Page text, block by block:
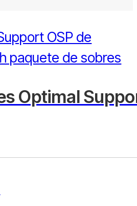
Optimal